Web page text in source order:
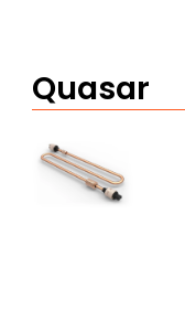
Quasar